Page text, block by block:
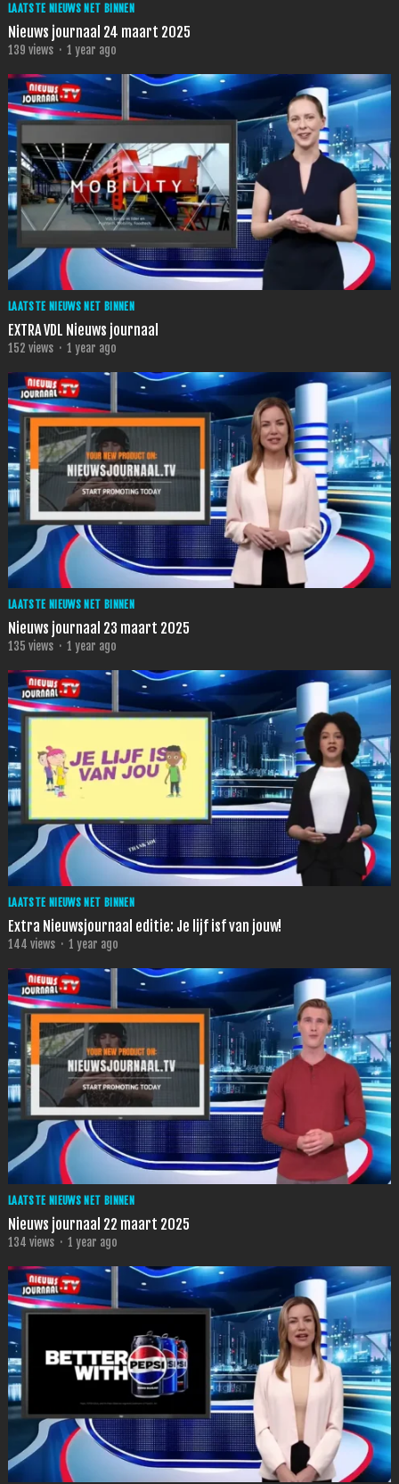
LAATSTE NIEUWS NET BINNEN
Nieuws journaal 24 maart 2025
139 views · 1 year ago
LAATSTE NIEUWS NET BINNEN
EXTRA VDL Nieuws journaal
152 views · 1 year ago
LAATSTE NIEUWS NET BINNEN
Nieuws journaal 23 maart 2025
135 views · 1 year ago
LAATSTE NIEUWS NET BINNEN
Extra Nieuwsjournaal editie: Je lijf isf van jouw!
144 views · 1 year ago
LAATSTE NIEUWS NET BINNEN
Nieuws journaal 22 maart 2025
134 views · 1 year ago